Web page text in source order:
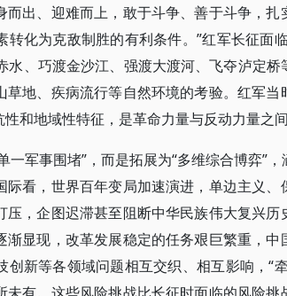
出、迎难而上，敢于斗争、善于斗争，扎
化为克敌制胜的有利条件。”红军长征面
水、巧渡金沙江、强渡大渡河、飞夺泸定
地、疾病流行等自然环境的考验。红军当
和地域性特征，是革命力量与反动力量之间
一军事围堵”，而是拓展为“多维综合博弈”
看，世界百年变局加速演进，单边主义、
，企图迟滞甚至阻断中华民族伟大复兴历
显现，改革发展稳定的任务艰巨繁重，中
新等各领域问题相互交织、相互影响，“